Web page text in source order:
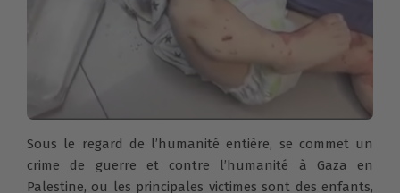
Sous le regard de l’humanité entière, se commet un
crime de guerre et contre l’humanité à Gaza en
Palestine, ou les principales victimes sont des enfants,